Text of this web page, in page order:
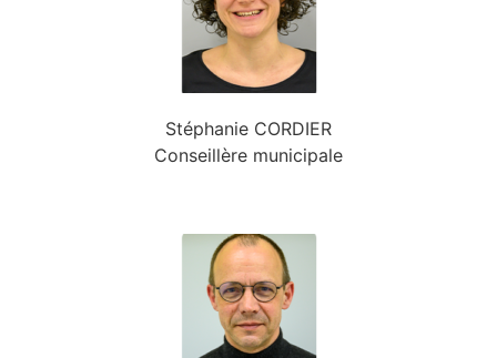
Stéphanie CORDIER
Conseillère municipale